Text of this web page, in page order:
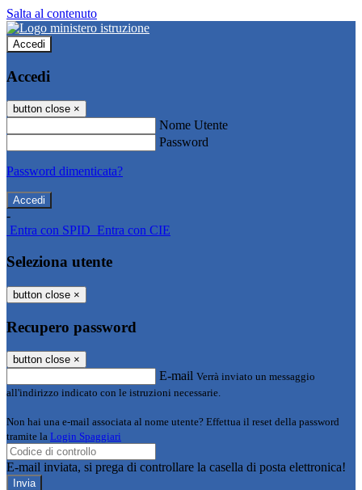
Salta al contenuto
Accedi
Accedi
button close ×
Nome Utente
Password
Password dimenticata?
-
Entra con SPID Entra con CIE
Seleziona utente
button close ×
Recupero password
button close ×
E-mail Verrà inviato un messaggio
all'indirizzo indicato con le istruzioni necessarie.
Non hai una e-mail associata al nome utente? Effettua il reset della password
tramite la Login Spaggiari
E-mail inviata, si prega di controllare la casella di posta elettronica!